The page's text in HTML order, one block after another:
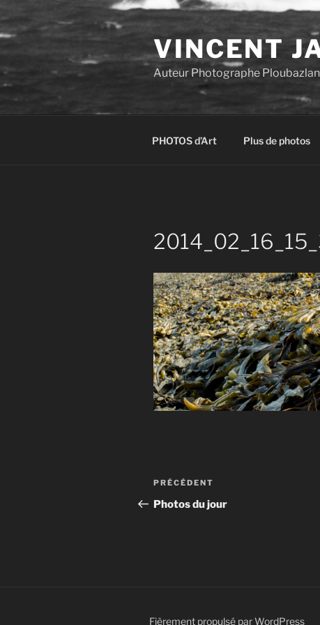
au
contenu
principal
VINCENT
Auteur Photographe
PHOTOS d’Art Plus de photos
Navigation
de
Article
précédent
PRÉCÉDENT
Photos du jour
Fièrement propulsé par WordPress